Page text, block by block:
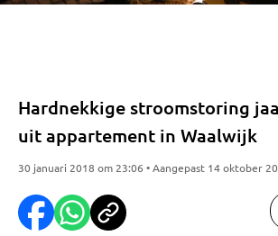
Hardnekkige stroomstoring
uit appartement in Waalwijk
30 januari 2018 om 23:06 • Aangepast 14 oktober